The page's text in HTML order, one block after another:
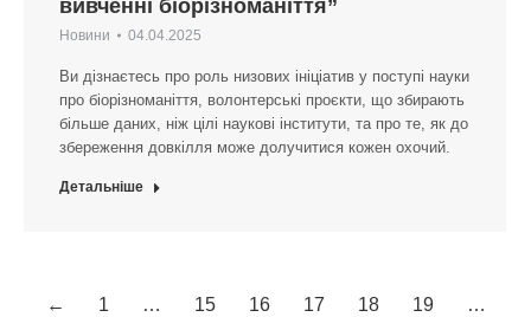
вивченні біорізноманіття”
Новини 04.04.2025
Ви дізнаєтесь про роль низових ініціатив у поступі науки
про біорізноманіття, волонтерські проєкти, що збирають
більше даних, ніж цілі наукові інститути, та про те, як до
збереження довкілля може долучитися кожен охочий.
Детальніше
← 1 … 15 16 17 18 19
…